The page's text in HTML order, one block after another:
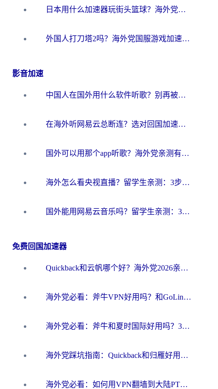
日本用什么加速器玩街头篮球？海外党国服游戏不卡顿的终极攻略
外国人打刀塔2吗？海外党国服游戏加速避坑全攻略
影音加速
中国人在国外用什么软件听歌？别再被地域限制卡脖子，这篇教你轻松解锁国内音乐库
在海外听网易云总断连？选对回国加速器，告别地区限制和卡顿
国外可以用那个app听歌？海外党亲测有效的回国加速方案，轻松听国内音乐听书
海外怎么看央视直播？留学生亲测：3步解决版权限制+追剧自由
国外能用网易云音乐吗？留学生亲测：3步解决海外听歌难题
免费回国加速器
Quickback和云帆哪个好？海外党2026亲测指南：选对加速器大陆工具，无缝刷国内剧玩国服
海外党必看：斧牛VPN好用吗？和GoLinkVPN对比哪个回国效果更好？
海外党必看：斧牛和夏时国际好用吗？3步选对回国加速器，无缝刷国内资源
海外党踩坑指南：Quickback和归雁好用吗？选对加速器才能无缝刷国内资源
海外党必看：如何用VPN翻墙到大陆PTT？一篇解决你所有回国加速痛点